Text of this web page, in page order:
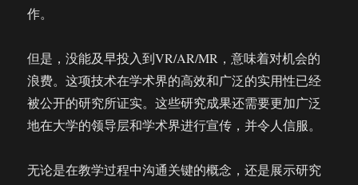
作。
但是，没能及早投入到VR/AR/MR，意味着对机会的
浪费。这项技术在学术界的高效和广泛的实用性已经
被公开的研究所证实。这些研究成果还需要更加广泛
地在大学的领导层和学术界进行宣传，并令人信服。
无论是在教学过程中沟通关键的概念，还是展示研究